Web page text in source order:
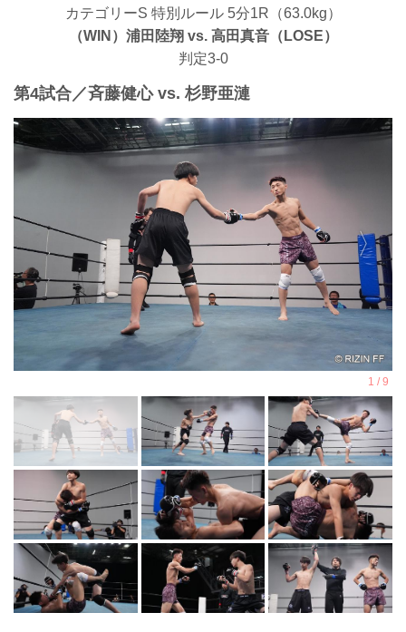
カテゴリーS 特別ルール 5分1R（63.0kg）
（WIN）浦田陸翔 vs. 高田真音（LOSE）
判定3-0
第4試合／⻫藤健心 vs. 杉野亜漣